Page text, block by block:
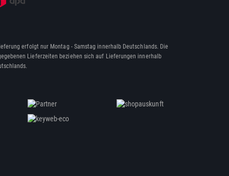
erfolgt nur Montag - Samstag innerhalb Deutschlands. Die
Lieferzeiten beziehen sich auf Lieferungen innerhalb